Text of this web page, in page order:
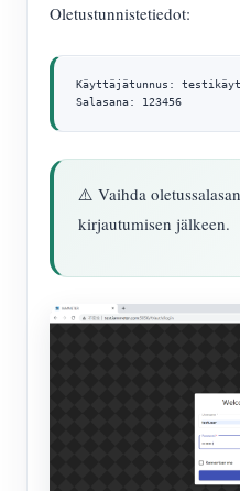
Oletustunnistetiedot:
Käyttäjätunnus:
Salasana: 123456
⚠️ Vaihda
kirjautumisen jälkeen.